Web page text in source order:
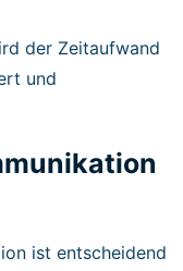
der Zeitaufwand
und
ist entscheidend